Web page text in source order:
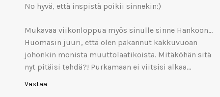
No hyvä, että inspistä poikii sinnekin:)
Mukavaa viikonloppua myös sinulle sinne Hankoon…
Huomasin juuri, että olen pakannut kakkuvuoan
johonkin monista muuttolaatikoista. Mitäköhän sitä
nyt pitäisi tehdä?! Purkamaan ei viitsisi alkaa…
Vastaa